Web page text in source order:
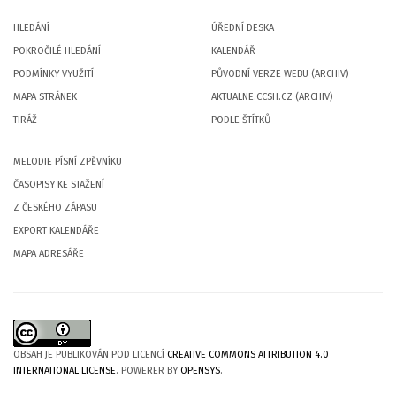
HLEDÁNÍ
POKROČILÉ HLEDÁNÍ
PODMÍNKY VYUŽITÍ
MAPA STRÁNEK
TIRÁŽ
ÚŘEDNÍ DESKA
KALENDÁŘ
PŮVODNÍ VERZE WEBU (ARCHIV)
AKTUALNE.CCSH.CZ (ARCHIV)
PODLE ŠTÍTKŮ
MELODIE PÍSNÍ ZPĚVNÍKU
ČASOPISY KE STAŽENÍ
Z ČESKÉHO ZÁPASU
EXPORT KALENDÁŘE
MAPA ADRESÁŘE
OBSAH JE PUBLIKOVÁN POD LICENCÍ CREATIVE COMMONS ATTRIBUTION 4.0
INTERNATIONAL LICENSE. POWERER BYOPENSYS.